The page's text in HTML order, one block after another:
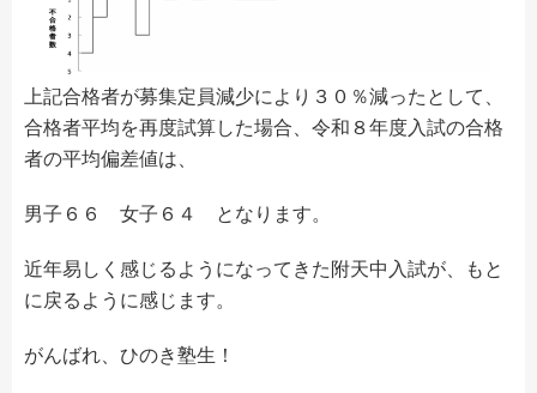
上記合格者が募集定員減少により３０％減ったとして、
合格者平均を再度試算した場合、令和８年度入試の合格
者の平均偏差値は、
男子６６ 女子６４ となります。
近年易しく感じるようになってきた附天中入試が、もと
に戻るように感じます。
がんばれ、ひのき塾生！